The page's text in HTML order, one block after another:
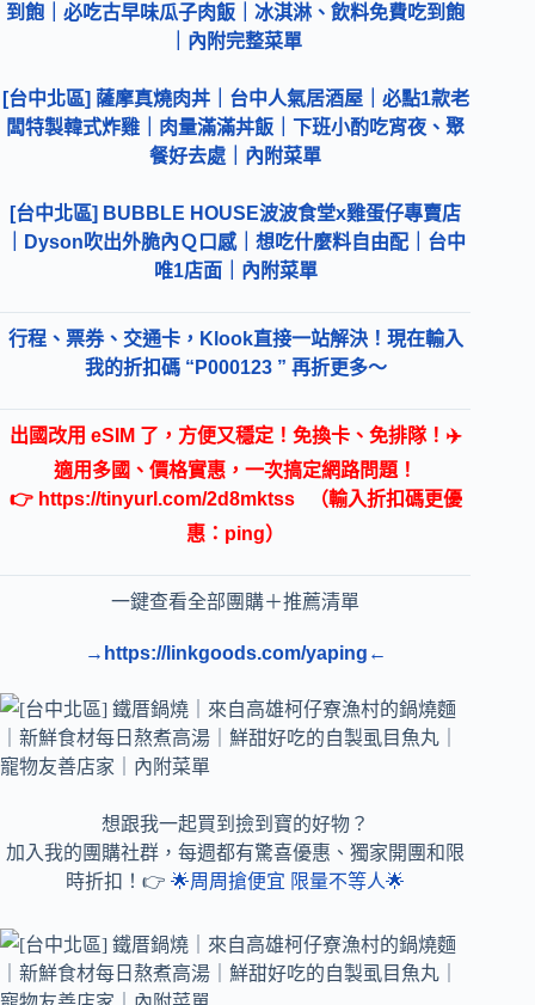
到飽｜必吃古早味瓜子肉飯｜冰淇淋、飲料免費吃到飽
｜內附完整菜單
[台中北區] 薩摩真燒肉丼｜台中人氣居酒屋｜必點1款老
闆特製韓式炸雞｜肉量滿滿丼飯｜下班小酌吃宵夜、聚
餐好去處｜內附菜單
[台中北區] BUBBLE HOUSE波波食堂x雞蛋仔專賣店
｜Dyson吹出外脆內Ｑ口感｜想吃什麼料自由配｜台中
唯1店面｜內附菜單
行程、票券、交通卡，Klook直接一站解決！現在輸入
我的折扣碼 “P000123 ” 再折更多～
出國改用 eSIM 了，方便又穩定！免換卡、免排隊！✈️
適用多國、價格實惠，一次搞定網路問題！
👉 https://tinyurl.com/2d8mktss
（輸入折扣碼更優
惠：ping）
一鍵查看全部團購＋推薦清單
→https://linkgoods.com/yaping←
想跟我一起買到撿到寶的好物？
加入我的團購社群，每週都有驚喜優惠、獨家開團和限
時折扣！👉🌟周周搶便宜 限量不等人🌟